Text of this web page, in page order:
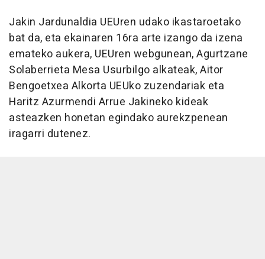
Jakin Jardunaldia UEUren udako ikastaroetako
bat da, eta ekainaren 16ra arte izango da izena
emateko aukera, UEUren webgunean, Agurtzane
Solaberrieta Mesa Usurbilgo alkateak, Aitor
Bengoetxea Alkorta UEUko zuzendariak eta
Haritz Azurmendi Arrue Jakineko kideak
asteazken honetan egindako aurekzpenean
iragarri dutenez.